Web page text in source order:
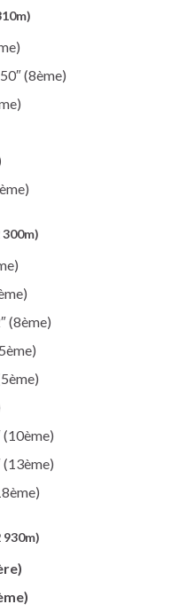
(8ème)
(8ème)
(10ème)
(13ème)